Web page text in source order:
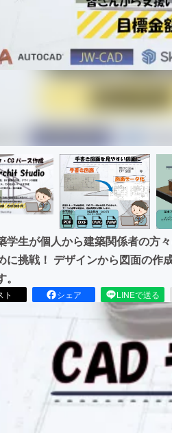
学生が個人から建築関係者の方
に挑戦！ デザインから図面の作
ト シェア LINEで送る